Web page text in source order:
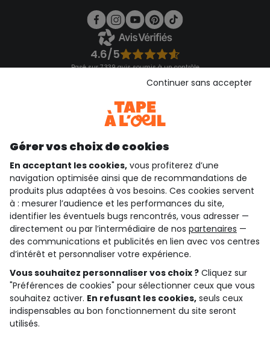
4.6/5
Basé sur 7 339 avis soumis à un contrôle
Consulter les CGU
qui sommes-nous ?
besoin d'aide ?
le club fidélité
notre catalogue
Conditions générales de ventes et d'utilisation
Conditions d’utilisation des réseaux sociaux
Politique de confidentialité
Gérer vos choix de cookies
En acceptant les cookies, vous profiterez d’une
navigation optimisée ainsi que de recommandations de
produits plus adaptées à vos besoins. Ces cookies servent
à : mesurer l’audience et les performances du site,
identifier les éventuels bugs rencontrés, vous adresser —
directement ou par l’intermédiaire de nos partenaires —
des communications et publicités en lien avec vos centres
d’intérêt et personnaliser votre expérience.
Vous souhaitez personnaliser vos choix ? Cliquez sur
"Préférences de cookies" pour sélectionner ceux que vous
souhaitez activer. En refusant les cookies, seuls ceux
indispensables au bon fonctionnement du site seront
utilisés.
Continuer sans accepter